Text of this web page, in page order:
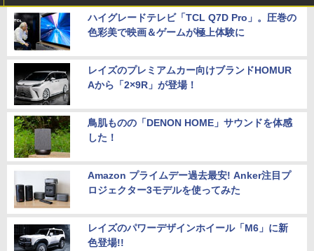
ハイグレードテレビ「TCL Q7D Pro」。圧巻の
色彩美で映画＆ゲームが極上体験に
レイズのプレミアムカー向けブランドHOMUR
Aから「2×9R」が登場！
鳥肌ものの「DENON HOME」サウンドを体感
した！
Amazon プライムデー過去最安! Anker注目プ
ロジェクター3モデルを使ってみた
レイズのパワーデザインホイール「M6」に新
色登場!!